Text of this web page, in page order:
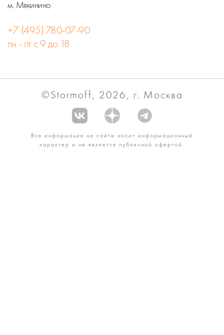
м. Мякинино
+7 (495) 780-07-90
пн - пт с 9 до 18
©Stormoff, 2026, г. Москва
Вся информация на сайте носит информационный
характер и не является публичной офертой.